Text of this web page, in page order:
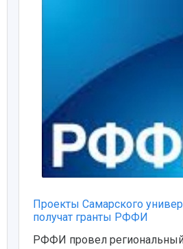
Проекты Самарского
получат гранты РФФИ
РФФИ провел